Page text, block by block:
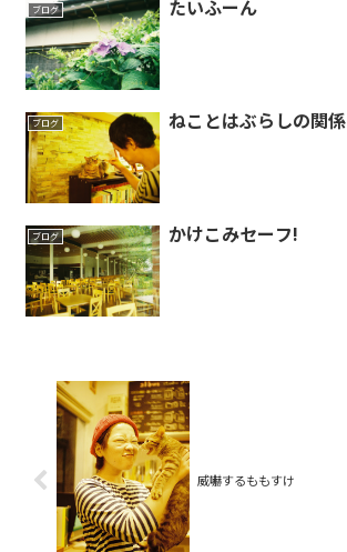
ブログ たいふーん
ブログ ねことはぶらしの関係
ブログ かけこみセーフ!
威嚇するももすけ